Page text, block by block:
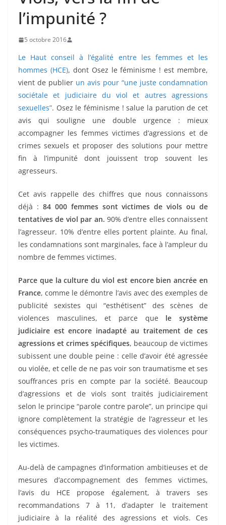
l’impunité ?
5 octobre 2016
Le Haut conseil à l’égalité entre les femmes et les
hommes (HCE), dont Osez le féminisme ! est membre,
vient de publier un avis pour “une juste condamnation
sociétale et judiciaire du viol et autres agressions
sexuelles”. Osez le féminisme ! salue la parution de cet
avis qui souligne une double urgence : mieux
accompagner les femmes victimes d’agressions et de
crimes sexuels et proposer des solutions pour mettre
fin à l’impunité dont jouissent trop souvent les
agresseurs.
Cet avis rappelle des chiffres que nous connaissons
déjà : 84 000 femmes sont victimes de viols ou de
tentatives de viol par an. 90% d’entre elles connaissent
l’agresseur. 10% d’entre elles portent plainte. Au final,
les condamnations sont marginales, face à l’ampleur du
nombre de femmes victimes.
Parce que la culture du viol est encore bien ancrée en
France, comme le démontre l’avis avec des exemples de
publicité sexistes qui “esthétisent” des scènes de
violences masculines, et parce que le système
judiciaire est encore inadapté au traitement de ces
agressions et crimes spécifiques, beaucoup de victimes
subissent une double peine : celle d’avoir été agressée
ou violée, et celle de ne pas voir son traumatisme et ses
souffrances pris en compte par la société. Beaucoup
d’agressions et de viols sont traités judiciairement
selon le principe “parole contre parole”, un principe qui
ignore complètement la stratégie de l’agresseur et les
conséquences psycho-traumatiques des violences pour
les victimes.
Au-delà de campagnes d’information ambitieuses et de
mesures d’accompagnement des femmes victimes,
l’avis du HCE propose également, à travers ses
recommandations 7 à 11, d’adapter le traitement
judiciaire à la réalité des agressions et viols. Ces